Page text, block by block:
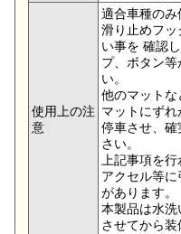
使用上の注
意
適合車種のみ
滑り止めフ
い事を 確認
プ、ボタン
い。
他のマットな
マットにず
停車させ、
さい。
上記事項を行
アクセル等
があります。
本製品は水
させてから装